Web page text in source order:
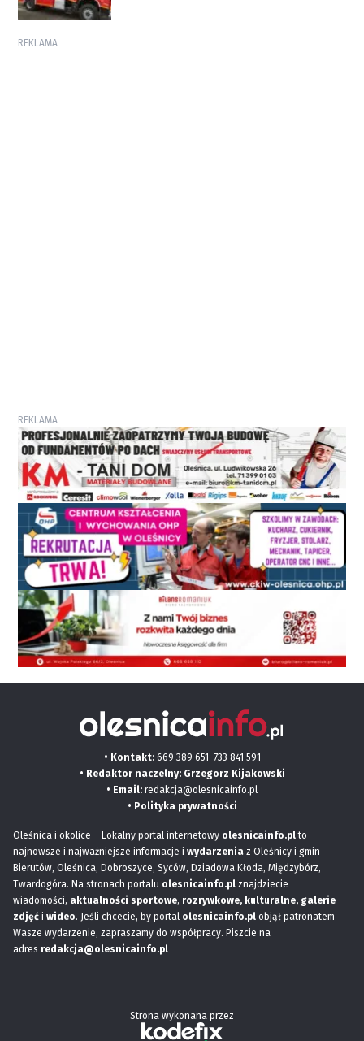
REKLAMA
REKLAMA
• Kontakt: 669 389 651 733 841 591
• Redaktor naczelny: Grzegorz Kijakowski
• Email: redakcja@olesnicainfo.pl
• Polityka prywatności
Oleśnica i okolice – Lokalny portal internetowy olesnicainfo.plto
najnowsze i najważniejsze informacje i wydarzenia z Oleśnicy i gmin
Bierutów, Oleśnica, Dobroszyce, Syców, Dziadowa Kłoda, Międzybórz,
Twardogóra. Na stronach portalu olesnicainfo.pl znajdziecie
wiadomości, aktualności sportowe, rozrywkowe, kulturalne, galerie
zdjęć i wideo. Jeśli chcecie, by portal olesnicainfo.pl objął patronatem
Wasze wydarzenie, zapraszamy do współpracy. Piszcie na
adres redakcja@olesnicainfo.pl
Strona wykonana przez